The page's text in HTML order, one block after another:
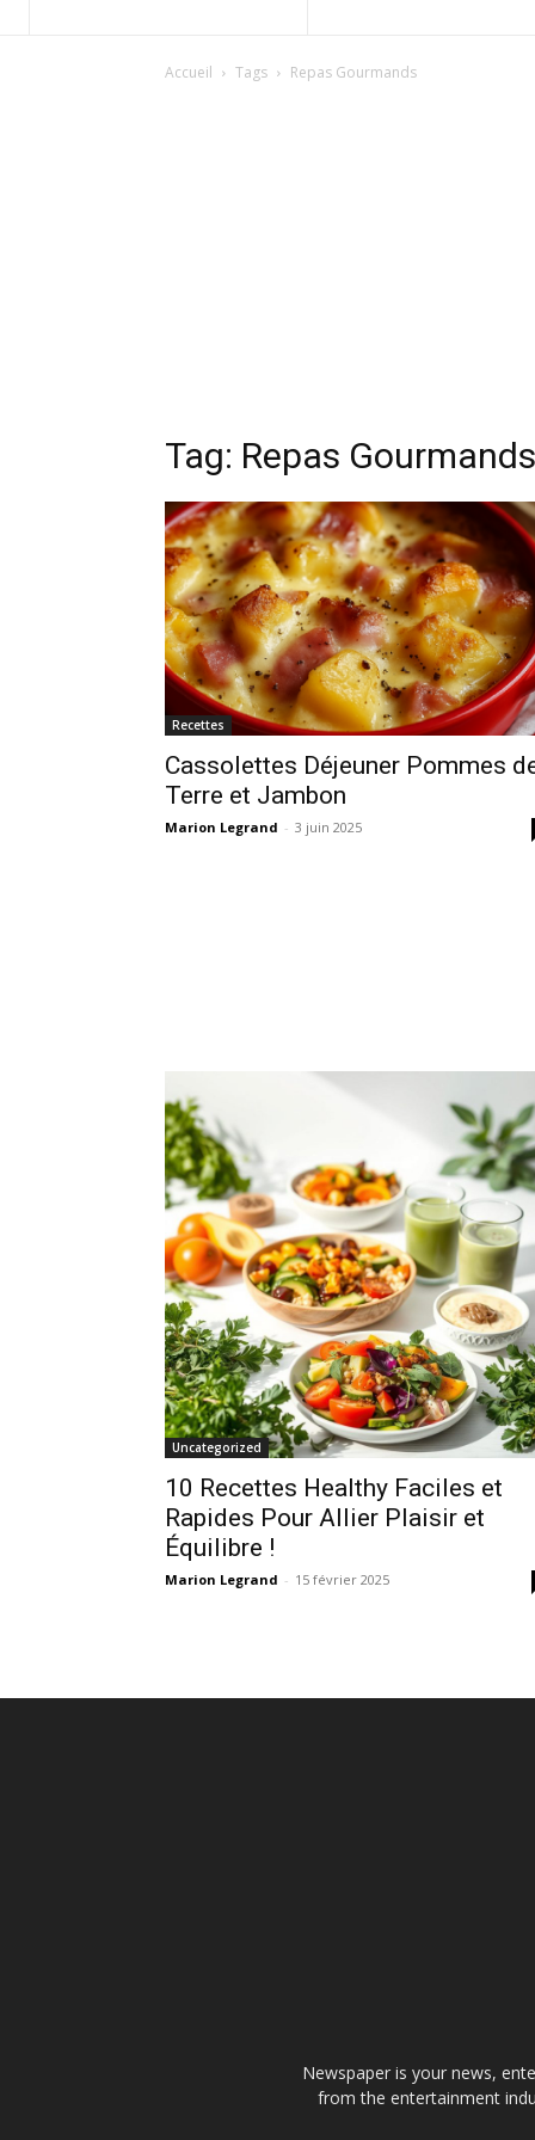
Accueil Tags Repas Gourmands
Tag: Repas Gourmands
Recettes
Cassolettes Déjeuner Pommes
Terre et Jambon
Marion Legrand - 3 juin 2025
Uncategorized
10 Recettes Healthy Faciles et
Rapides Pour Allier Plaisir et
Équilibre !
Marion Legrand - 15 février 2025
Newspaper is your news,
from the entertainment